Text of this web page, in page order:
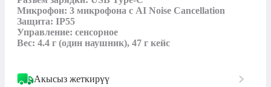
Микрофон: 3 микрофона с AI Noise Cancellation
Защита: IP55
Управление: сенсорное
Вес: 4.4 г (один наушник), 47 г кейс
Акысыз жеткирүү